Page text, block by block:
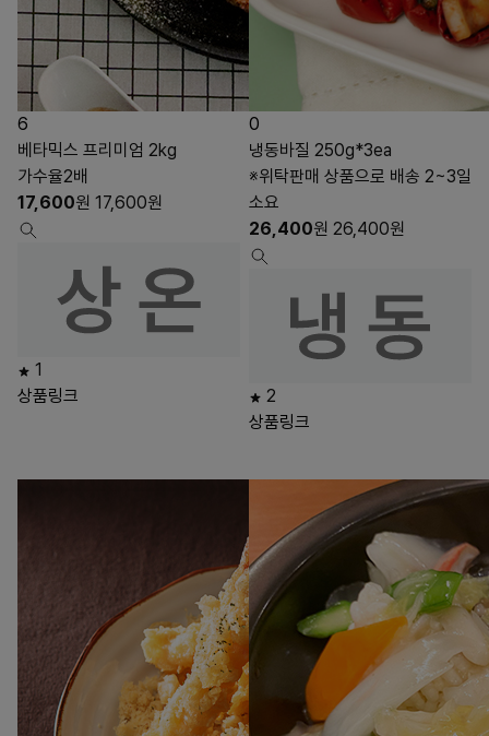
6
베타믹스 프리미엄 2kg
가수율2배
17,600원 17,600원
1
상품링크
0
냉동바질 250g*3ea
※위탁판매 상품으로 배송 2~3일
소요
26,400원 26,400원
2
상품링크